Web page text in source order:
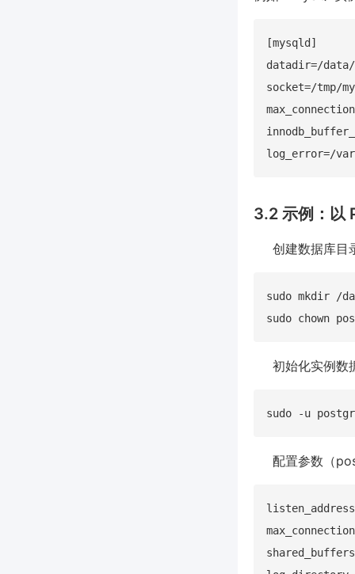
[mysqld]
datadir=/data/
socket=/tmp/
3.2 示例：以
创建数据库目
sudo mkdir /
初始化实例数
配置参数（